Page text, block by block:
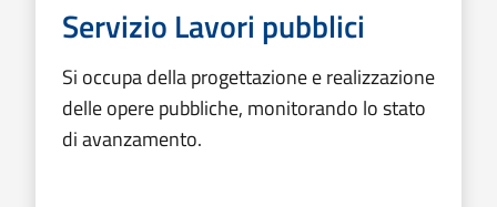
Servizio Lavori pubblici
Si occupa della progettazione e realizzazione
delle opere pubbliche, monitorando lo stato
di avanzamento.